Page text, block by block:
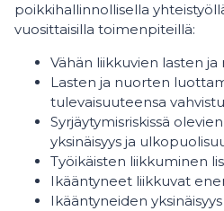
poikkihallinnollisella
vuosittaisilla toimenpiteillä:
Vähän liikkuvien lasten
Lasten ja nuorten
tulevaisuuteensa
Syrjäytymisriskissä
yksinäisyys ja
Työikäisten liikkuminen
Ikääntyneet liikkuvat
Ikääntyneiden